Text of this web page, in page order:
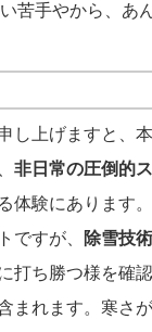
苦手やから、あ
し上げますと、
非日常の圧倒的
体験にあります
ですが、
除雪技術
打ち勝つ様を確
まれます。寒さ